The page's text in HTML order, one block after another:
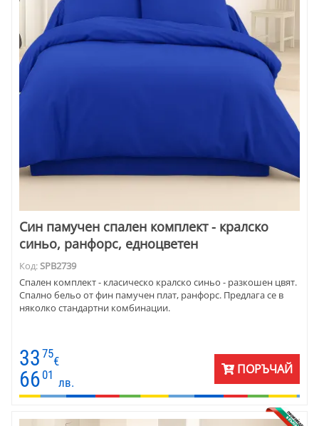
Син памучен спален комплект - кралско
синьо, ранфорс, едноцветен
Код:SPB2739
Спален комплект - класическо кралско синьо - разкошен цвят.
Спално бельо от фин памучен плат, ранфорс. Предлага се в
няколко стандартни комбинации.
33 75
€
66 01
лв.
ПОРЪЧАЙ